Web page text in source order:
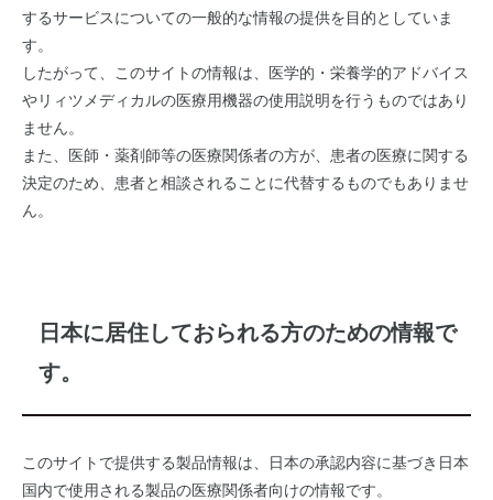
するサービスについての一般的な情報の提供を目的としていま
す。
したがって、このサイトの情報は、医学的・栄養学的アドバイス
やリィツメディカルの医療用機器の使用説明を行うものではあり
ません。
また、医師・薬剤師等の医療関係者の方が、患者の医療に関する
決定のため、患者と相談されることに代替するものでもありませ
ん。
日本に居住しておられる方のための情報で
す。
このサイトで提供する製品情報は、日本の承認内容に基づき日本
国内で使用される製品の医療関係者向けの情報です。